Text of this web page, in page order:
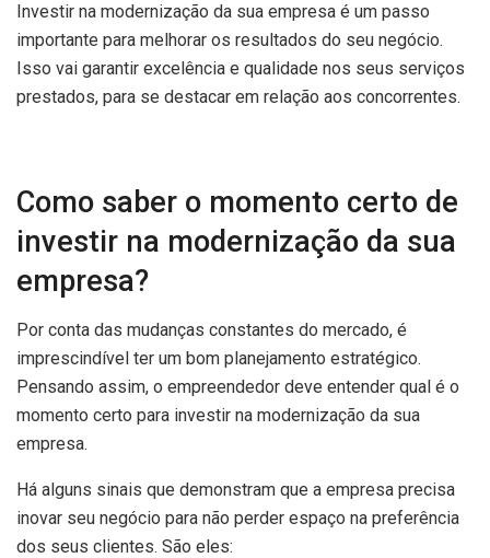
Investir na modernização da sua empresa é um passo
importante para melhorar os resultados do seu negócio.
Isso vai garantir excelência e qualidade nos seus serviços
prestados, para se destacar em relação aos concorrentes.
Como saber o momento certo de
investir na modernização da sua
empresa?
Por conta das mudanças constantes do mercado, é
imprescindível ter um bom planejamento estratégico.
Pensando assim, o empreendedor deve entender qual é o
momento certo para investir na modernização da sua
empresa.
Há alguns sinais que demonstram que a empresa precisa
inovar seu negócio para não perder espaço na preferência
dos seus clientes. São eles: